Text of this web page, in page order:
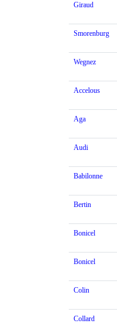
Giraud
Smorenburg
Wegnez
Accelous
Aga
Audi
Babilonne
Bertin
Bonicel
Bonicel
Colin
Collard